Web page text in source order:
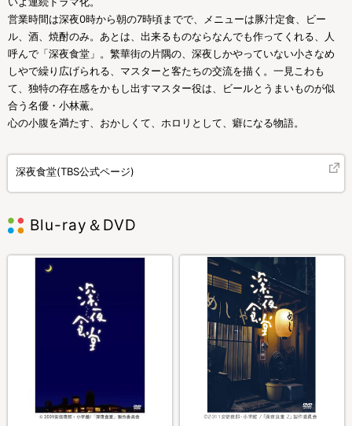
営業時間は深夜0時から朝の7時頃までで、メニューは豚汁定食、ビー
ル、酒、焼酎のみ。あとは、出来るものならなんでも作ってくれる、人
呼んで「深夜食堂」。繁華街の片隅の、深夜しかやっていない小さなめ
しやで繰り広げられる、マスターと客たちの交流を描く。一見こわも
て、独特の存在感をかもし出すマスター役は、ビールとうまいものが似
合う名優・小林薫。
心の小腹を満たす、おかしくて、ホロリとして、癖になる物語。
深夜食堂(TBS公式ページ)
Blu-ray＆DVD